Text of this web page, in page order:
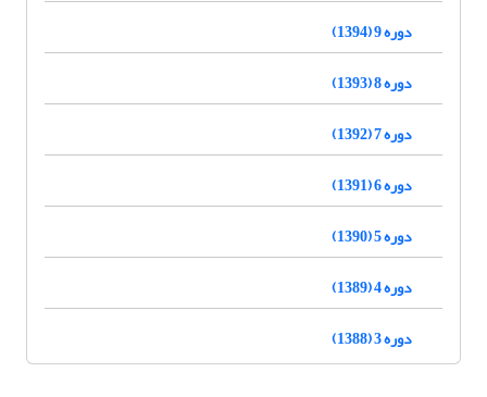
دوره 9 (1394)
دوره 8 (1393)
دوره 7 (1392)
دوره 6 (1391)
دوره 5 (1390)
دوره 4 (1389)
دوره 3 (1388)